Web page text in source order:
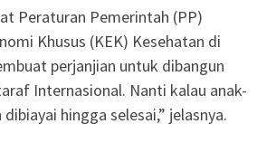
Peraturan Pemerintah (PP)
Khusus (KEK) Kesehatan di
perjanjian untuk dibangun
Internasional. Nanti kalau anak-
hingga selesai,” jelasnya.